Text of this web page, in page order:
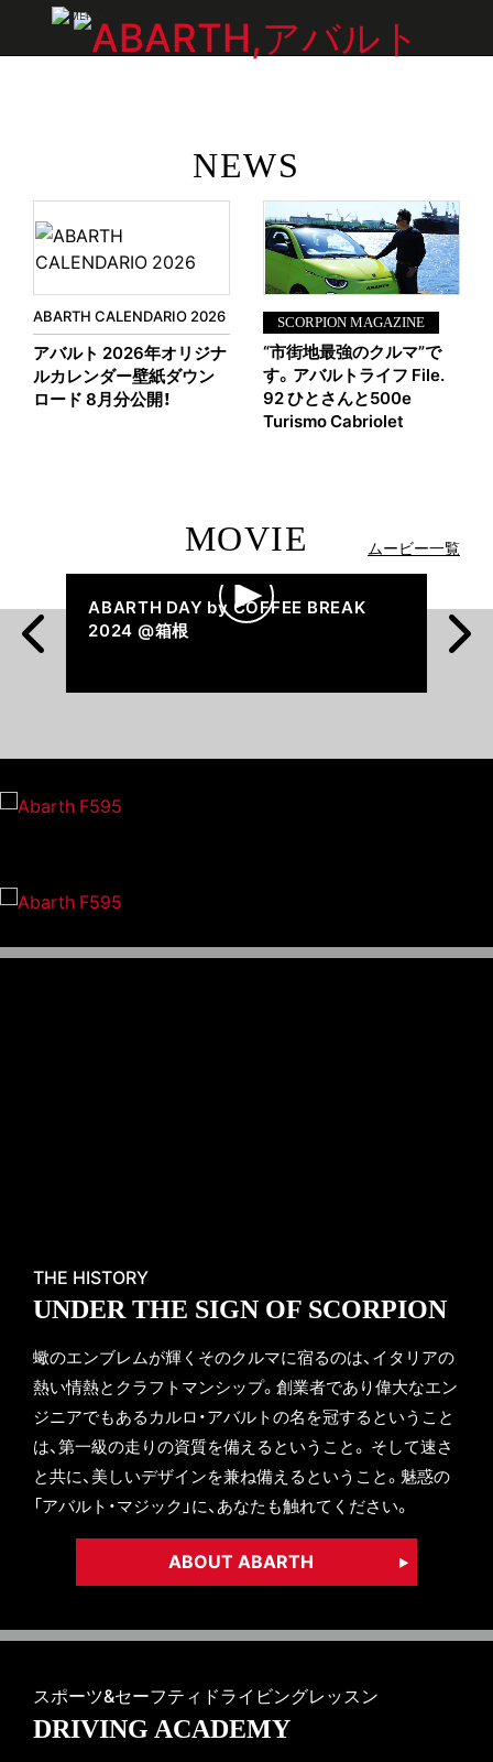
全国限定合計350台（世界限定1,368台）
このクルマの前では、走りを理屈で語るのはよそう。
煌めく特別装備の数々を身にまとった1台が、いま走り出
さらに詳しく
1 2
NEWS
ABARTH CALENDARIO 2026
アバルト 2026年オリジナ
ルカレンダー壁紙ダウン
ロード 8月分公開！
SCORPION MAGAZINE
“市街地最強のクルマ”で
す。アバルトライフ File.
92 ひとさんと500e
Turismo Cabriolet
MOVIE ムービー一覧
“サソ
ABARTH DAY by COFFEE BREAK
2024 @箱根
「プラ
THE HISTORY
UNDER THE SIGN OF SCORPION
蠍のエンブレムが輝くそのクルマに宿るのは、イタリアの
熱い情熱とクラフトマンシップ。創業者であり偉大なエン
ジニアでもあるカルロ・アバルトの名を冠するということ
は、第一級の走りの資質を備えるということ。 そして速さ
と共に、美しいデザインを兼ね備えるということ。魅惑の
「アバルト・マジック」に、あなたも触れてください。
ABOUT ABARTH
スポーツ&セーフティドライビングレッスン
DRIVING ACADEMY